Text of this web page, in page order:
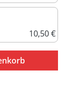
10,50 €